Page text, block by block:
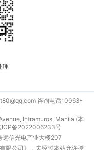
理
咨询电话: 0063-
Intramuros, Manila (本
ICP备2022006233号
远信光电产业大楼207
限公司》，未经过本站允许授